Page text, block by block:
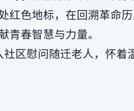
色地标，在回溯革命
青春智慧与力量。
区慰问随迁老人，怀